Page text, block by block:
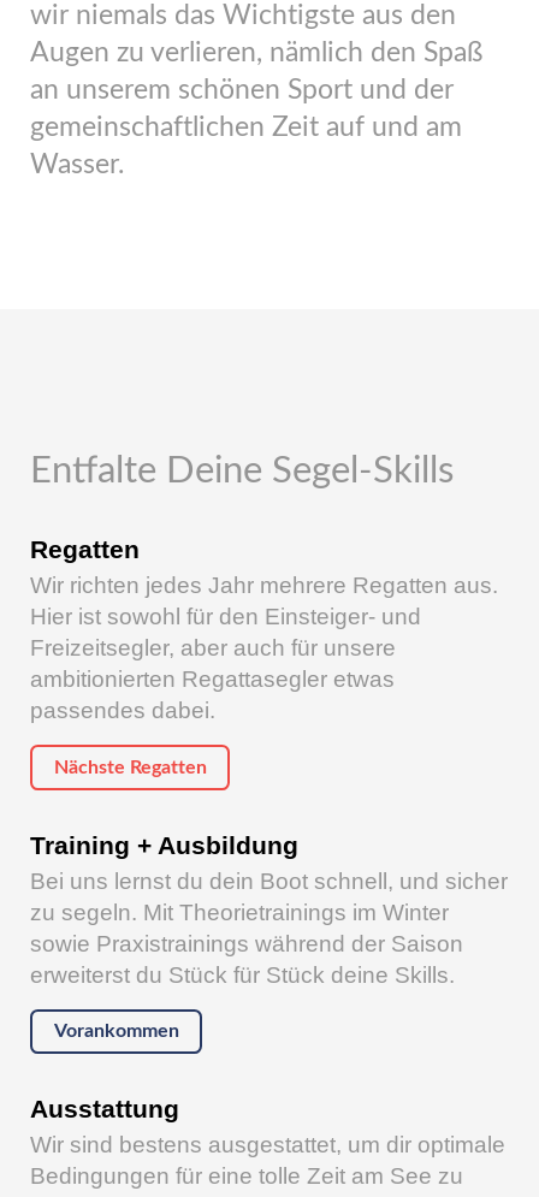
wir niemals das Wichtigste aus den
Augen zu verlieren, nämlich den Spaß
an unserem schönen Sport und der
gemeinschaftlichen Zeit auf und am
Wasser.
Entfalte Deine Segel-Skills
Regatten
Wir richten jedes Jahr mehrere Regatten aus.
Hier ist sowohl für den Einsteiger- und
Freizeitsegler, aber auch für unsere
ambitionierten Regattasegler etwas
passendes dabei.
Nächste Regatten
Training + Ausbildung
Bei uns lernst du dein Boot schnell, und sicher
zu segeln. Mit Theorietrainings im Winter
sowie Praxistrainings während der Saison
erweiterst du Stück für Stück deine Skills.
Vorankommen
Ausstattung
Wir sind bestens ausgestattet, um dir optimale
Bedingungen für eine tolle Zeit am See zu